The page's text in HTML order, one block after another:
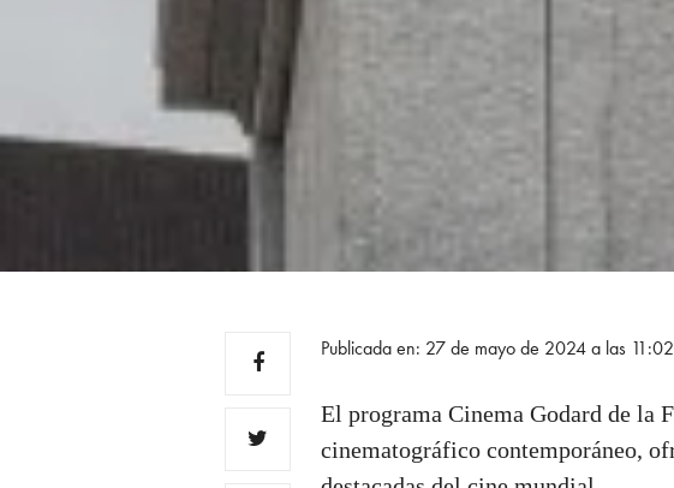
Publicada en: 27 de mayo de 2024 a las
El programa Cinema Godard de la
cinematográfico contemporáneo,